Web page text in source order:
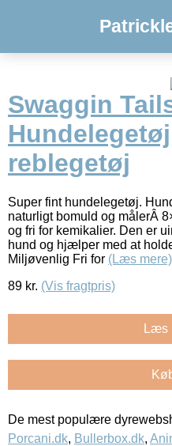
Swaggin
reblegetøj
Super fint hundelegetøj.
naturligt bomuld og målerÂ
og fri for kemikalier. Den er
hund og hjælper med at
Miljøvenlig Fri for (Læs mere)
89 kr. (Vis fragtpris)
Læs
De mest populære
Porcani.dk, Bullerbox.dk,